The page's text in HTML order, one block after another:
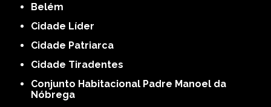
Belém
Cidade Líder
Cidade Patriarca
Cidade Tiradentes
Conjunto Habitacional Padre Manoel da
Nóbrega